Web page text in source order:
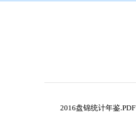
2016盘锦统计年鉴.PDF